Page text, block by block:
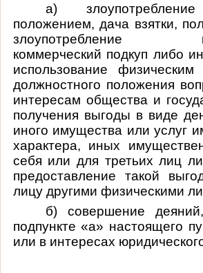
а)
положением, дача взятки,
злоупотребление
коммерческий подкуп либо
использование
должностного положения
интересам общества и
получения выгоды в виде
иного имущества или услуг
характера, иных
себя или для третьих лиц
предоставление такой
лицу другими физическими
б) совершение
подпункте «а» настоящего
или в интересах